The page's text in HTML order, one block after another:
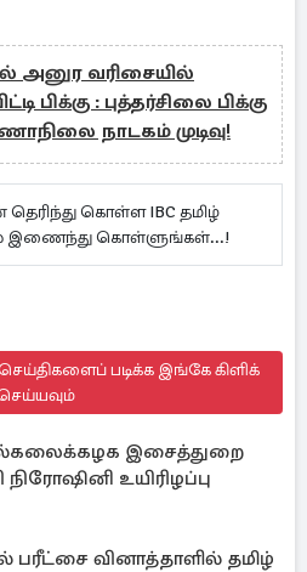
அனுர வரிசையில்
பிக்கு : புத்தர்சிலை பிக்கு
நாடகம் முடிவு!
கொள்ள IBC தமிழ்
இணைந்து கொள்ளுங்கள்...!
படிக்க இங்கே கிளிக்
இசைத்துறை
உயிரிழப்பு
பரீட்சை வினாத்தாளில் தமிழ்